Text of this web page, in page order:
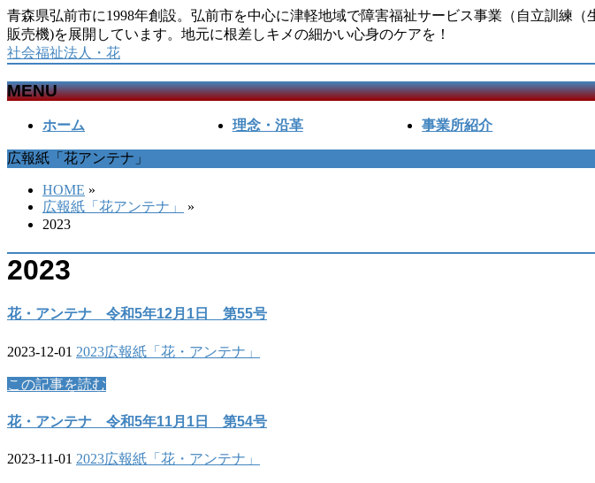
青森県弘前市に1998年創設。弘前市を中心に津軽地域で障害福祉サービス事業（自立訓練
販売機)を展開しています。地元に根差しキメの細かい心身のケアを！
社会福祉法人・花
MENU
ュ
す
ホーム 理念・沿革 事業所紹介
広報紙「花アンテナ」
HOME »
広報紙「花アンテナ」
»
2023
2023
花・アンテナ 令和5年12月1日 第55号
2023-12-01 2023広報紙「花・アンテナ」
この記事を読む
花・アンテナ 令和5年11月1日 第54号
2023-11-01 2023広報紙「花・アンテナ」